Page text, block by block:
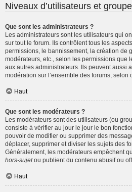
Niveaux d’utilisateurs et
Que sont les administrateurs ?
Les administrateurs sont les utilisateurs qui
sur tout le forum. Ils contrôlent tous les
permissions, le bannissement, la création de
modérateurs, etc., selon les permissions que
aux autres administrateurs. Ils peuvent aussi
modération sur l’ensemble des forums, selon
Haut
Que sont les modérateurs ?
Les modérateurs sont des utilisateurs (ou
consiste à vérifier au jour le jour le bon
pouvoir de modifier ou supprimer des
déplacer, supprimer et diviser les sujets des
Généralement, les modérateurs empêchent
hors-sujetou publient du contenu abusif ou
Haut